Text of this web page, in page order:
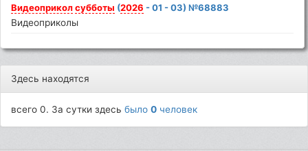
Видеоприкол субботы (2026 - 01 - 03) №68883
Видеоприколы
Здесь находятся
всего 0. За сутки здесьбыло0 человек